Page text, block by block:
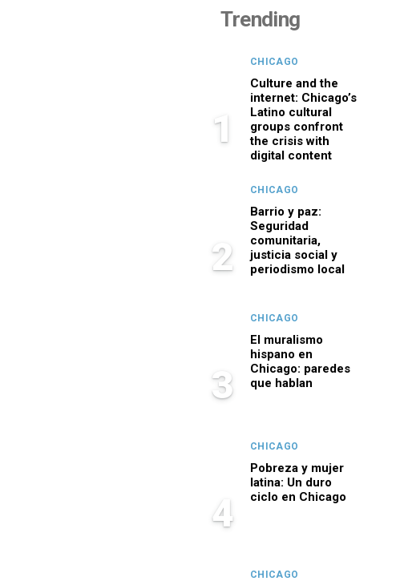
Trending
1
CHICAGO
Culture and the
internet: Chicago’s
Latino cultural
groups confront
the crisis with
digital content
2
CHICAGO
Barrio y paz:
Seguridad
comunitaria,
justicia social y
periodismo local
3
CHICAGO
El muralismo
hispano en
Chicago: paredes
que hablan
4
CHICAGO
Pobreza y mujer
latina: Un duro
ciclo en Chicago
CHICAGO